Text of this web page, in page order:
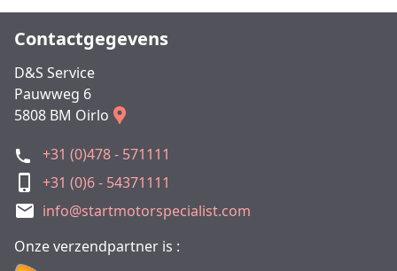
Contactgegevens
D&S Service
Pauwweg 6
5808 BM Oirlo
+31 (0)478 - 571111
+31 (0)6 - 54371111
info@startmotorspecialist.com
Onze verzendpartner is :